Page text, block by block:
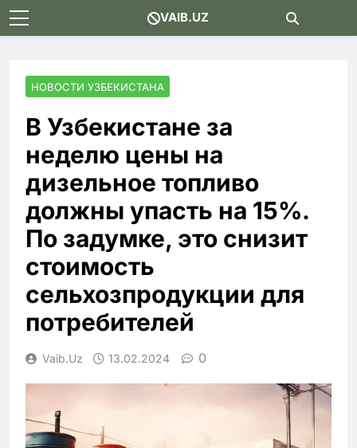
Skip
to
VAIB.UZ
НОВОСТИ УЗБЕКИСТАНА
В Узбекистане за
неделю цены на
дизельное топливо
должны упасть на 15%.
По задумке, это снизит
стоимость
сельхозпродукции для
потребителей
Vaib.uz 13.02.2024 0